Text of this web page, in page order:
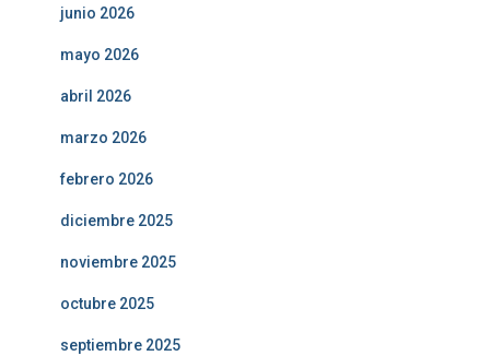
junio 2026
mayo 2026
abril 2026
marzo 2026
febrero 2026
diciembre 2025
noviembre 2025
octubre 2025
septiembre 2025